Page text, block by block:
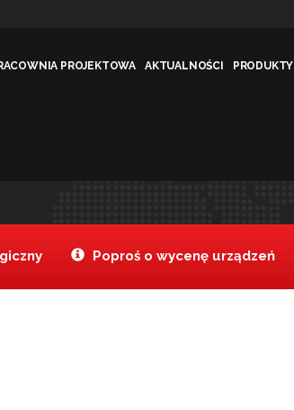
PROJEKTOWA AKTUALNOŚCI PRODUKTY
Poproś o wycenę urządzeń